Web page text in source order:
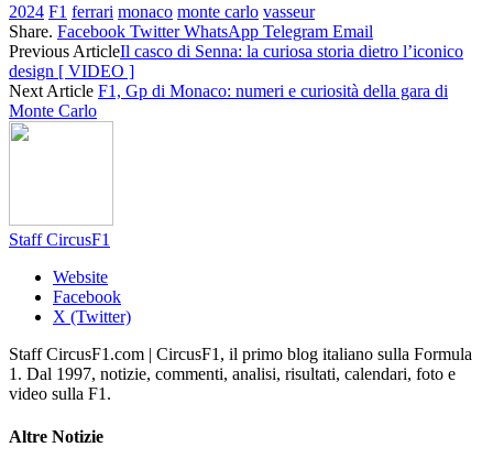
2024 F1 ferrari monaco monte carlo vasseur
Share. Facebook Twitter WhatsApp Telegram Email
Previous ArticleIl casco di Senna: la curiosa storia dietro l’iconico
design [ VIDEO ]
Next Article F1, Gp di Monaco: numeri e curiosità della gara di
Monte Carlo
Staff CircusF1
Website
Facebook
X (Twitter)
Staff CircusF1.com | CircusF1, il primo blog italiano sulla Formula
1. Dal 1997, notizie, commenti, analisi, risultati, calendari, foto e
video sulla F1.
Altre Notizie